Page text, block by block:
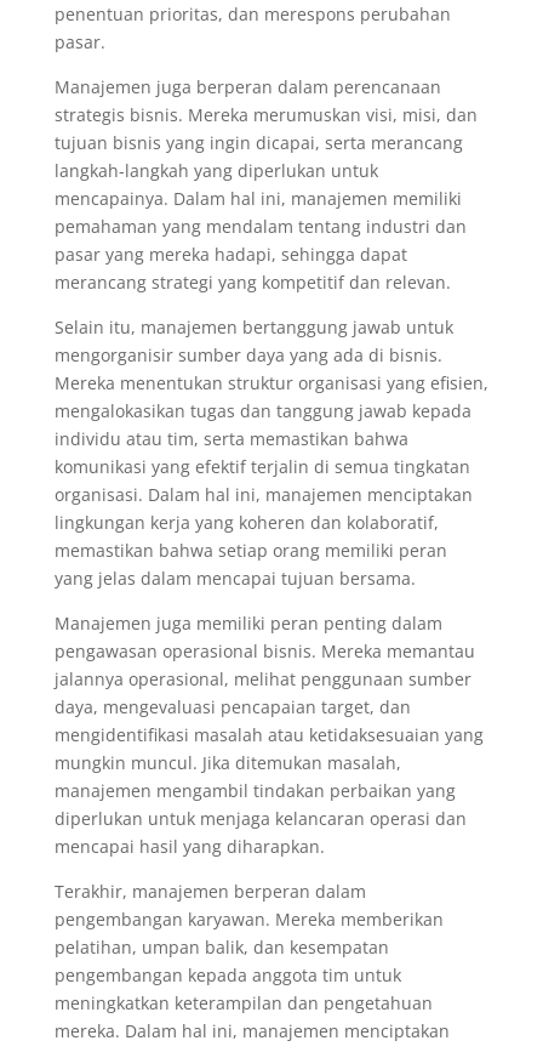
penentuan prioritas, dan merespons perubahan
pasar.
Manajemen juga berperan dalam perencanaan
strategis bisnis. Mereka merumuskan visi, misi, dan
tujuan bisnis yang ingin dicapai, serta merancang
langkah-langkah yang diperlukan untuk
mencapainya. Dalam hal ini, manajemen memiliki
pemahaman yang mendalam tentang industri dan
pasar yang mereka hadapi, sehingga dapat
merancang strategi yang kompetitif dan relevan.
Selain itu, manajemen bertanggung jawab untuk
mengorganisir sumber daya yang ada di bisnis.
Mereka menentukan struktur organisasi yang efisien,
mengalokasikan tugas dan tanggung jawab kepada
individu atau tim, serta memastikan bahwa
komunikasi yang efektif terjalin di semua tingkatan
organisasi. Dalam hal ini, manajemen menciptakan
lingkungan kerja yang koheren dan kolaboratif,
memastikan bahwa setiap orang memiliki peran
yang jelas dalam mencapai tujuan bersama.
Manajemen juga memiliki peran penting dalam
pengawasan operasional bisnis. Mereka memantau
jalannya operasional, melihat penggunaan sumber
daya, mengevaluasi pencapaian target, dan
mengidentifikasi masalah atau ketidaksesuaian yang
mungkin muncul. Jika ditemukan masalah,
manajemen mengambil tindakan perbaikan yang
diperlukan untuk menjaga kelancaran operasi dan
mencapai hasil yang diharapkan.
Terakhir, manajemen berperan dalam
pengembangan karyawan. Mereka memberikan
pelatihan, umpan balik, dan kesempatan
pengembangan kepada anggota tim untuk
meningkatkan keterampilan dan pengetahuan
mereka. Dalam hal ini, manajemen menciptakan